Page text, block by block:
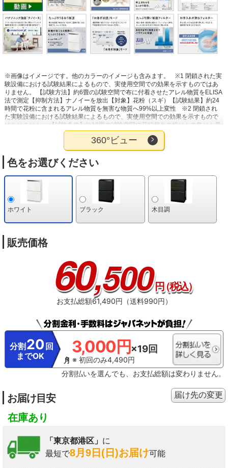
※画像はイメージです。他のカラーのイメージも含みます。
※1 閉鎖された実
験設備における試験結果によるもので、実使用空間での効果を示すものではあ
りません。 【試験方法】約6畳の試験空間で布に付着させたアレル物質をELISA
法で測定【抑制方法】ナノイーを放出【対象】花粉（スギ）【試験結果】約24
時間で花粉に含まれるアレル物質を無害な物質へ99%以上変性
※2 閉鎖され
た実験設備における試験結果によるもので、実使用空間での効果を示すもので
はありません。 【試験条件】約18畳の試験空間で花粉相当の粉じんの集じん量
比率を比較【運転モード】19年発売F-VXS70：花粉撃退運転［標準］、本製
品：自動運転モード［花粉］【試果】F-VXS70 0.13個/mg、F-VXW70 0.23
※3 密閉空間における試験結果であり、実使用空間での実証結果ではな
い。
※4 室内温度20℃、湿度30％の環境における加湿量
試験条件による評価。加湿「強」モードの場合72分、お急ぎ加湿モードの場合
60分
※6 「フュージョン」素材採用加湿フィルターは、旭化成株式会社とパナ
ソニック株式会社との共同開発により完成したフィルターです。
360°ビュー
色をお選びください
ホワイト ブラック 木目調
販売価格
60,500円（税込）
お支払総額61,490円（送料990円）
分割 20 回
までOK
3,000円×19回
※ 初回のみ4,490円
分割払いを選んでも、お支払総額は変わりません。
お届け目安
在庫あり
「東京都港区」 に
最短で8月9日(日)お届け可能
届け先の変更